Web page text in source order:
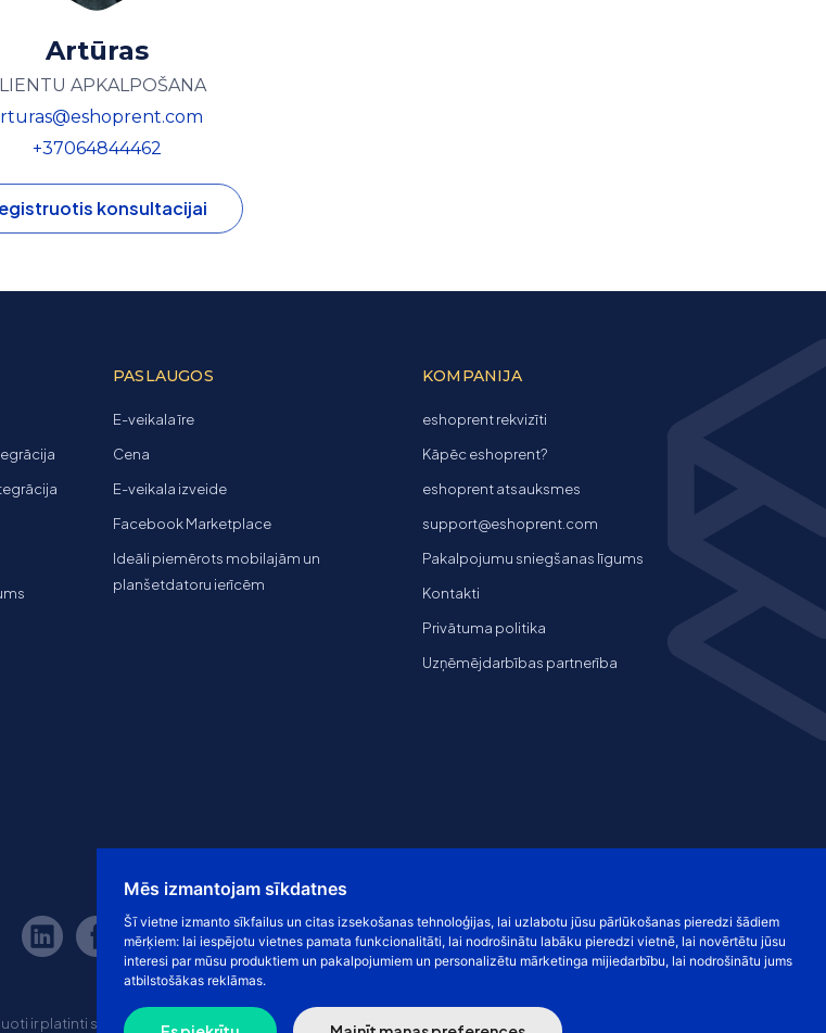
Mēs izmantojam sīkdatnes
Šī vietne izmanto sīkfailus un citas izsekošanas tehnoloģijas, lai uzlabotu jūsu pārlūkošanas pieredzi šādiem
mērķiem: lai iespējotu vietnes pamata funkcionalitāti, lai nodrošinātu labāku pieredzi vietnē, lai novērtētu jūsu
interesi par mūsu produktiem un pakalpojumiem un personalizētu mārketinga mijiedarbību, lai nodrošinātu jums
atbilstošākas reklāmas.
Artūras
APKALPOŠANA
+37064844462
konsultacijai
PASLAUGOS
E-veikala īre
Cena
E-veikala izveide
Facebook Marketplace
Ideāli piemērots mobilajām un
planšetdatoru ierīcēm
KOMPANIJA
eshoprent rekvizīti
Kāpēc eshoprent?
eshoprent atsauksmes
support@eshoprent.com
Pakalpojumu sniegšanas līgums
Kontakti
Privātuma politika
Uzņēmējdarbības partnerība
ir platinti svetainės turinį be sutikimo griežtai draudžiama. Kainos nurodytos be PVM